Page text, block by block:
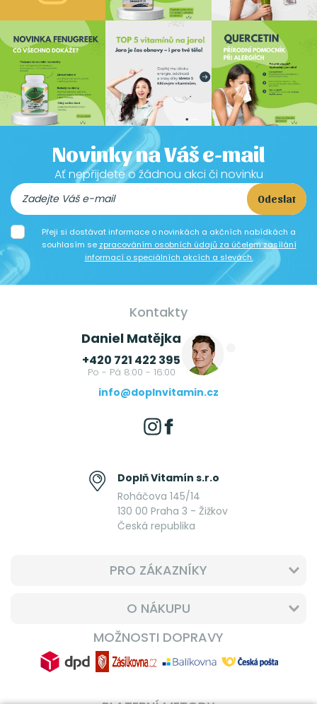
Novinky na Váš e-mail
Ať nepřijdete o žádnou akci či novinku
Odeslat
Přeji si dostávat informace o novinkách a akčních nabídkách a
souhlasím se zpracováním osobních údajů za účelem zasílání
informací o speciálních akcích a slevách.
Kontakty
Daniel Matějka
+420 721 422 395
Po - Pá 8:00 - 16:00
info@doplnvitamin.cz
Doplň Vitamín s.r.o
Roháčova 145/14
130 00 Praha 3 - Žižkov
Česká republika
PRO ZÁKAZNÍKY
O NÁKUPU
MOŽNOSTI DOPRAVY